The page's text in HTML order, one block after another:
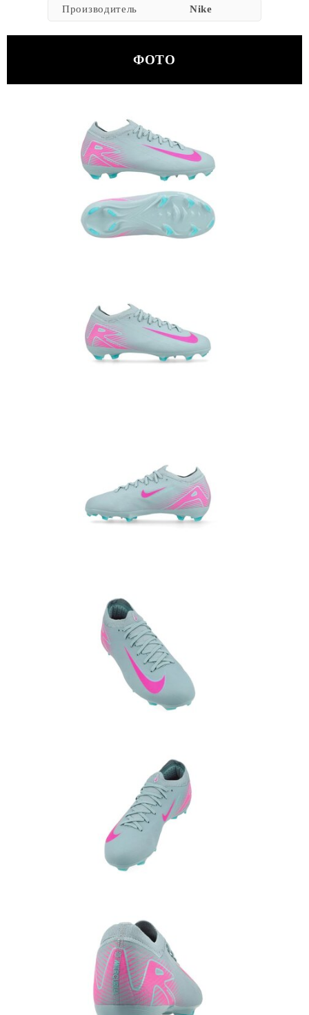
Производитель Nike
ФОТО